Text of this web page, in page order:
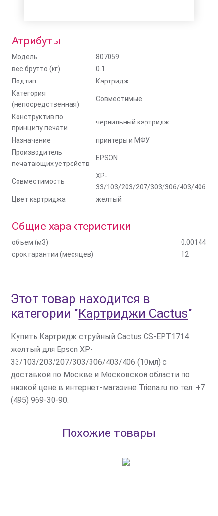
Атрибуты
Модель
807059
вес брутто (кг)
0.1
Подтип
Картридж
Категория
(непосредственная)
Совместимые
Конструктив по
принципу печати
чернильный картридж
Назначение
принтеры и МФУ
Производитель
печатающих устройств
EPSON
Совместимость
XP-
33/103/203/207/303/306/403/406
Цвет картриджа
желтый
Общие характеристики
объем (м3)
0.00144
срок гарантии (месяцев)
12
Этот товар находится в
категории "Картриджи Cactus"
Купить Картридж струйный Cactus CS-EPT1714
желтый для Epson XP-
33/103/203/207/303/306/403/406 (10мл) с
доставкой по Москве и Московской области по
низкой цене в интернет-магазине Triena.ru по тел: +7
(495) 969-30-90.
Похожие товары